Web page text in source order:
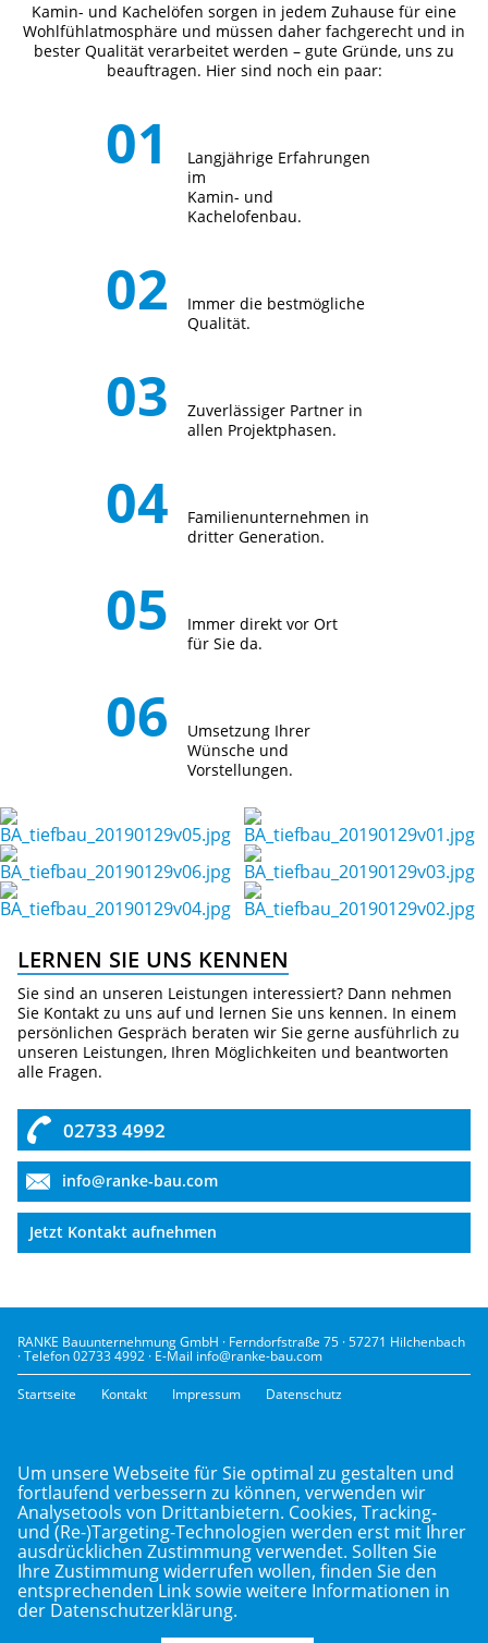
Um unsere Webseite für Sie optimal zu gestalten und
fortlaufend verbessern zu können, verwenden wir
Analysetools von Drittanbietern. Cookies, Tracking-
und (Re-)Targeting-Technologien werden erst mit Ihrer
ausdrücklichen Zustimmung verwendet. Sollten Sie
Ihre Zustimmung widerrufen wollen, finden Sie den
entsprechenden Link sowie weitere Informationen in
der Datenschutzerklärung.
Kamin- und Kachelöfen sorgen in jedem Zuhause für eine
Wohlfühlatmosphäre und müssen daher fachgerecht und in
bester Qualität verarbeitet werden – gute Gründe, uns zu
beauftragen. Hier sind noch ein paar:
Langjährige Erfahrungen
im
Kamin- und
Kachelofenbau.
Immer die bestmögliche
Qualität.
Zuverlässiger Partner in
allen Projektphasen.
Familienunternehmen in
dritter Generation.
Immer direkt vor Ort
für Sie da.
Umsetzung Ihrer
Wünsche und
Vorstellungen.
LERNEN SIE UNS KENNEN
Sie sind an unseren Leistungen interessiert? Dann nehmen
Sie Kontakt zu uns auf und lernen Sie uns kennen. In einem
persönlichen Gespräch beraten wir Sie gerne ausführlich zu
unseren Leistungen, Ihren Möglichkeiten und beantworten
alle Fragen.
02733 4992
info@ranke-bau.com
Jetzt Kontakt aufnehmen
RANKE Bauunternehmung GmbH · Ferndorfstraße 75 · 57271 Hilchenbach
· Telefon 02733 4992 · E-Mail info@ranke-bau.com
Startseite Kontakt Impressum Datenschutz